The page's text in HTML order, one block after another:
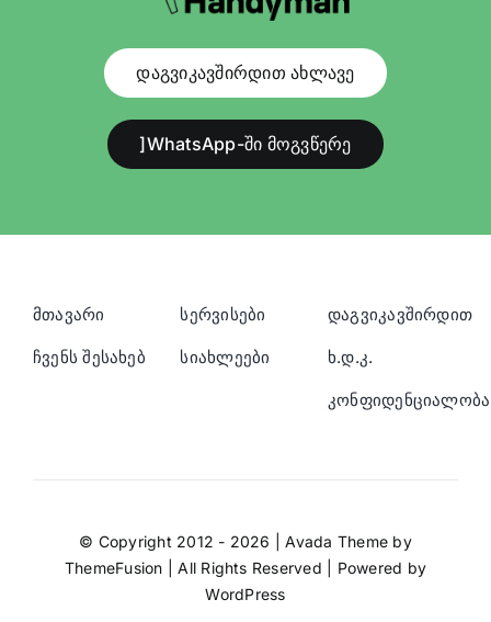
დაგვიკავშირდით ახლავე
]WhatsApp-ში მოგვწერე
მთავარი
ჩვენს შესახებ
სერვისები
სიახლეები
დაგვიკავშირდით
ხ.დ.კ.
კონფიდენციალობა
© Copyright 2012 - 2026 | Avada Theme by
ThemeFusion | All Rights Reserved | Powered by
WordPress